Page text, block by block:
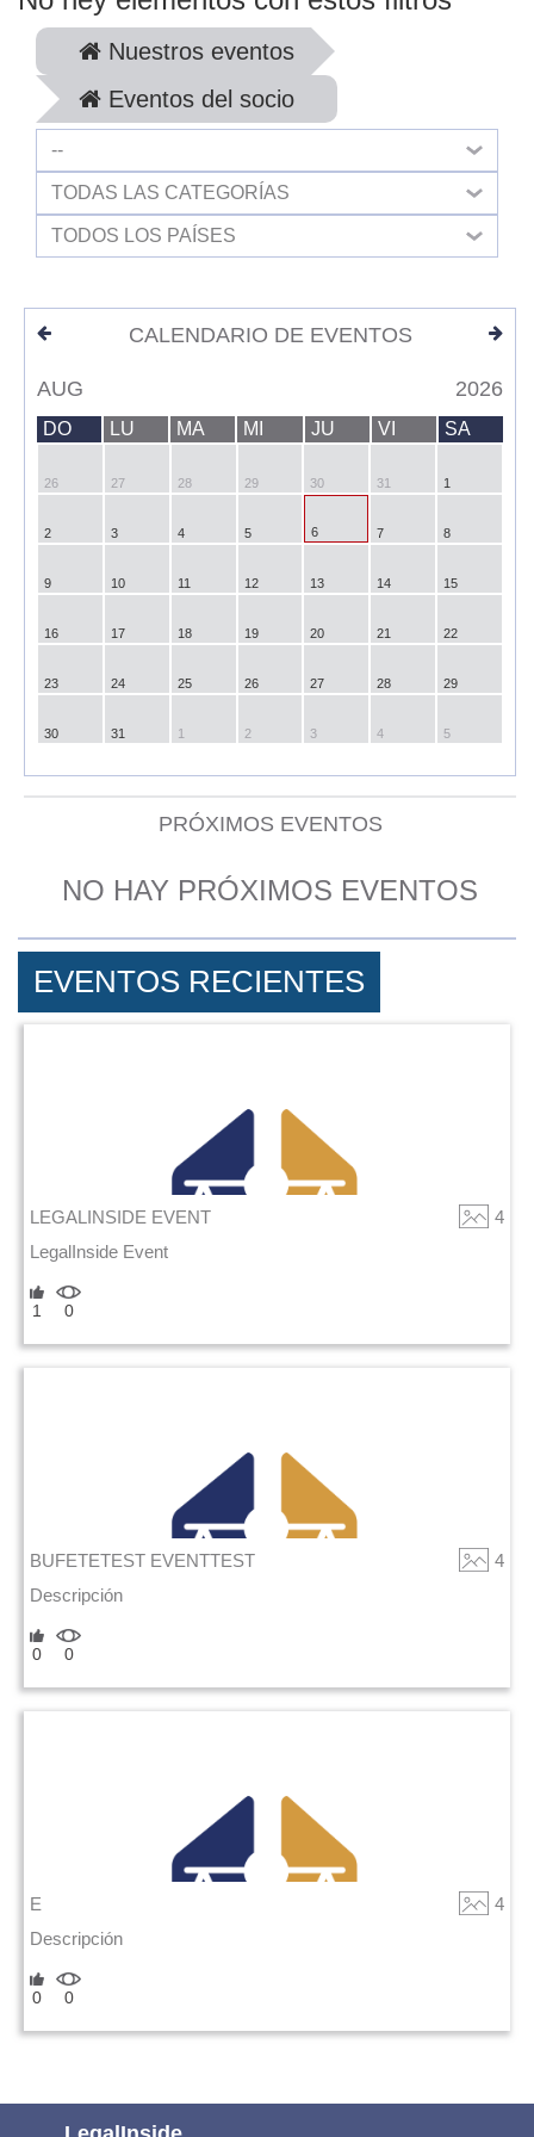
Nuestros eventos
Eventos del socio
--
TODAS LAS CATEGORÍAS
TODOS LOS PAÍSES
CALENDARIO DE EVENTOS
AUG 2026
DO LU MA MI JU VI SA
26 27 28 29 30 31 1
2 3 4 5 6 7 8
9 10 11 12 13 14 15
16 17 18 19 20 21 22
23 24 25 26 27 28 29
30 31 1 2 3 4 5
PRÓXIMOS EVENTOS
NO HAY PRÓXIMOS EVENTOS
EVENTOS RECIENTES
LEGALINSIDE EVENT
4
LegalInside Event
1 0
BUFETETEST EVENTTEST
4
Descripción
0 0
E
4
Descripción
0 0